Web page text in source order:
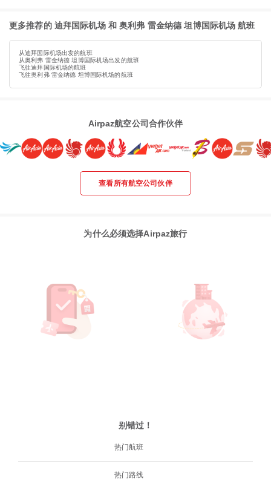
更多推荐的 迪拜国际机场 和 奥利弗 雷金纳德 坦博国际机场 航班
从迪拜国际机场出发的航班
从奥利弗 雷金纳德 坦博国际机场出发的航班
飞往迪拜国际机场的航班
飞往奥利弗 雷金纳德 坦博国际机场的航班
Airpaz航空公司合作伙伴
查看所有航空公司伙伴
为什么必须选择Airpaz旅行
别错过！
热门航班
热门路线